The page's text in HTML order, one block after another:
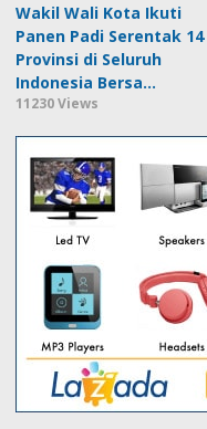
Wakil Wali Kota Ikuti
Panen Padi Serentak 14
Provinsi di Seluruh
Indonesia Bersa…
11230 Views